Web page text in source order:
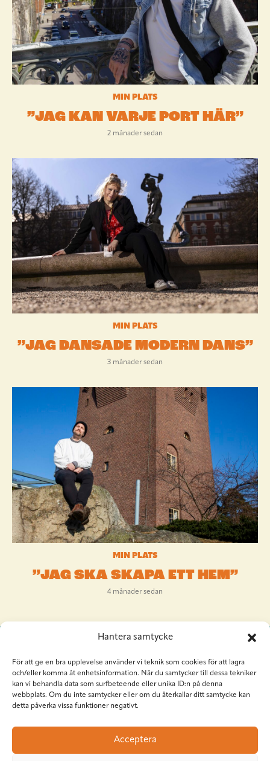
Hantera samtycke
För att ge en bra upplevelse använder vi teknik som cookies för att lagra
och/eller komma åt enhetsinformation. När du samtycker till dessa tekniker
kan vi behandla data som surfbeteende eller unika ID:n på denna
webbplats. Om du inte samtycker eller om du återkallar ditt samtycke kan
detta påverka vissa funktioner negativt.
Acceptera
MIN PLATS
”JAG KAN VARJE PORT HÄR”
2 månader sedan
MIN PLATS
”JAG DANSADE MODERN DANS”
3 månader sedan
MIN PLATS
”JAG SKA SKAPA ETT HEM”
4 månader sedan
Situation Sthlm
Torkel Knutssongatan 37
118 49 Stockholm